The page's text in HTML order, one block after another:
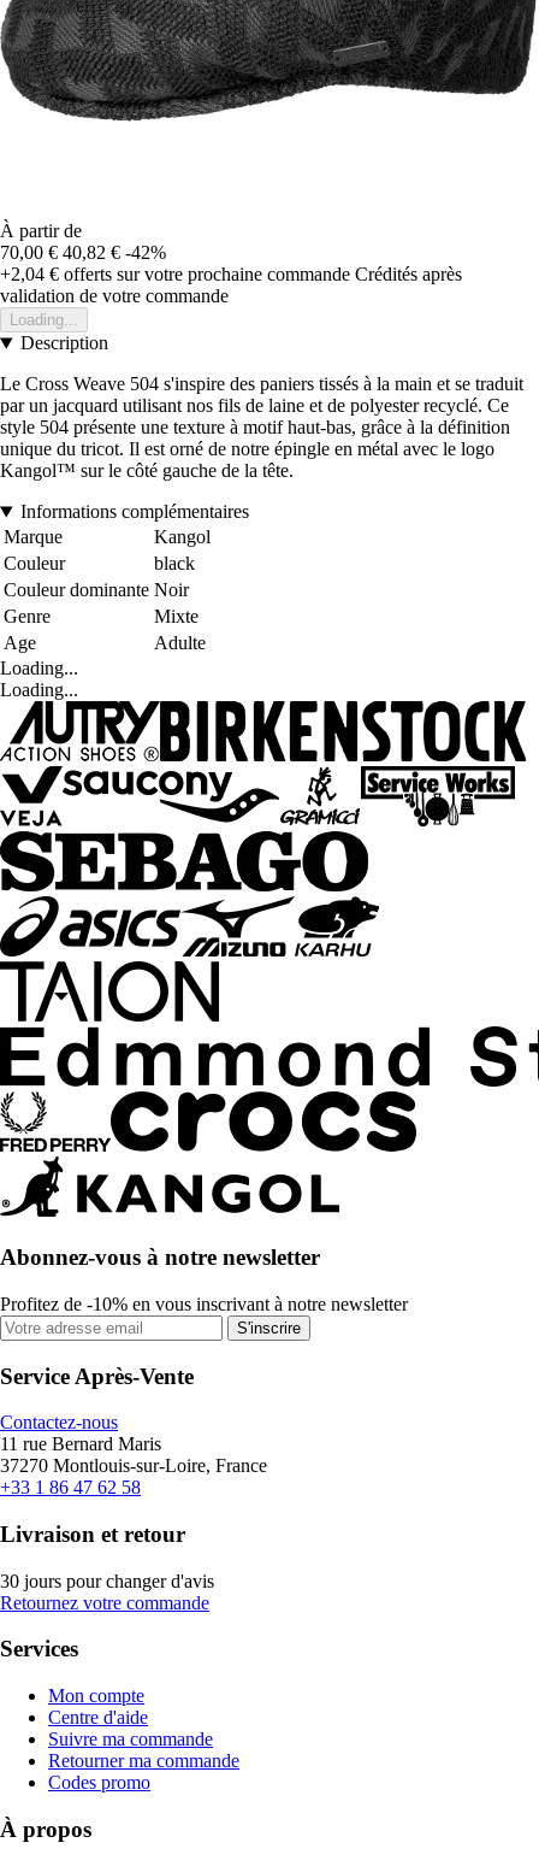
À partir de
70,00 € 40,82 € -42%
+2,04 € offerts sur votre prochaine commande Crédités après
validation de votre commande
Loading...
Description
Le Cross Weave 504 s'inspire des paniers tissés à la main et se traduit
par un jacquard utilisant nos fils de laine et de polyester recyclé. Ce
style 504 présente une texture à motif haut-bas, grâce à la définition
unique du tricot. Il est orné de notre épingle en métal avec le logo
Kangol™ sur le côté gauche de la tête.
Informations complémentaires
Marque
Kangol
Couleur
black
Couleur dominante Noir
Genre
Mixte
Age
Adulte
Loading...
Loading...
Abonnez-vous à notre newsletter
Profitez de -10% en vous inscrivant à notre newsletter
S'inscrire
Service Après-Vente
Contactez-nous
11 rue Bernard Maris
37270 Montlouis-sur-Loire, France
+33 1 86 47 62 58
Livraison et retour
30 jours pour changer d'avis
Retournez votre commande
Services
Mon compte
Centre d'aide
Suivre ma commande
Retourner ma commande
Codes promo
À propos